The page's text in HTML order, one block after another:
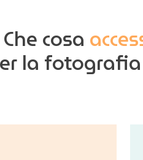
Che cosa
la